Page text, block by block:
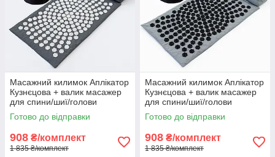
Масажний килимок Аплікатор
Кузнєцова + валик масажер
для спини/шиї/голови
OSPORT Lotus Sun Mat Eco
(apl-029) Сіро-білий
Готово до відправки
908 ₴/комплект
1 835 ₴/комплект
Масажний килимок Аплікатор
Кузнєцова + валик масажер
для спини/шиї/голови
OSPORT Lotus Sun Mat Eco
(apl-029) Сіро-чорний
Готово до відправки
908 ₴/комплект
1 835 ₴/комплект